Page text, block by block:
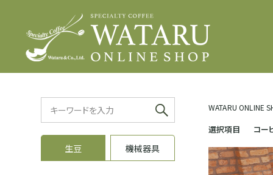
生豆 機械器具
WATARU ONLINE
選択項目 コー